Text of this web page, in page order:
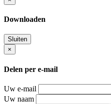
Downloaden
Sluiten
×
Delen per e-mail
Uw e-mail
Uw naam